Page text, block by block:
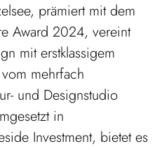
prämiert mit dem
Award 2024, vereint
mit erstklassigem
mehrfach
und Designstudio
in
Investment, bietet es